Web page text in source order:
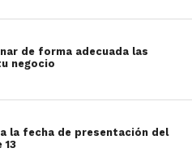
de forma adecuada las
negocio
la fecha de presentación del
13